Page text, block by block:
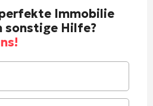
Immobilie
sonstige Hilfe?